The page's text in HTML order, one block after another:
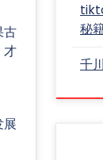
古
才
展
秘
千